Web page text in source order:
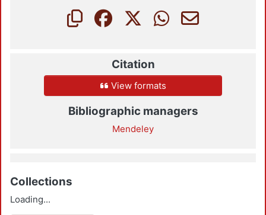
Citation
View formats
Bibliographic managers
Mendeley
Collections
Loading...